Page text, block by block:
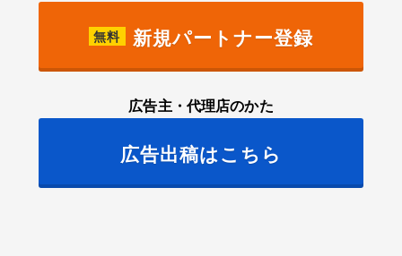
無料 新規パートナー登録
広告主・代理店のかた
広告出稿はこちら